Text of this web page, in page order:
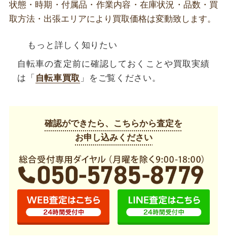
状態・時期・付属品・作業内容・在庫状況・品数・買
取方法・出張エリアにより買取価格は変動致します。
もっと詳しく知りたい
自転車の査定前に確認しておくことや買取実績
は「 自転車買取 」をご覧ください。
確認ができたら、こちらから査定を
お申し込みください